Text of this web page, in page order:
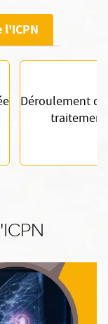
l'ICPN
Déroulement
traitement